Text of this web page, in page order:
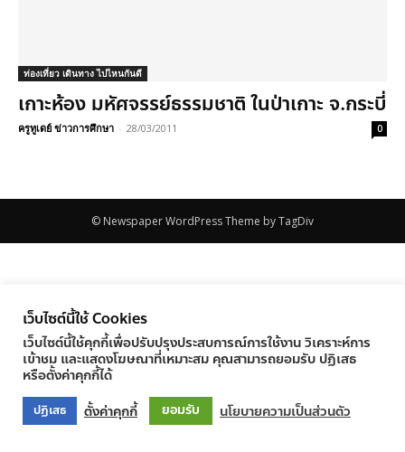
ท่องเที่ยว เดินทาง ไปไหนกันดี
เกาะห้อง มหัศจรรย์ธรรมชาติ ในป่าเกาะ จ.กระบี่
ครูทูเดย์ ข่าวการศึกษา - 28/03/2011 0
© Newspaper WordPress Theme by TagDiv
เว็บไซต์นี้ใช้ Cookies
เว็บไซต์นี้ใช้คุกกี้เพื่อปรับปรุงประสบการณ์การใช้งาน วิเคราะห์การ
เข้าชม และแสดงโฆษณาที่เหมาะสม คุณสามารถยอมรับ ปฏิเสธ
หรือตั้งค่าคุกกี้ได้
ปฏิเสธ ตั้งค่าคุกกี้ ยอมรับ นโยบายความเป็นส่วนตัว